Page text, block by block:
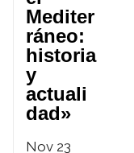
Mediter
ráneo:
historia
y
actuali
dad»
Nov 23